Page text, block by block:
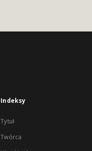
Indeksy
Tytuł
Twórca